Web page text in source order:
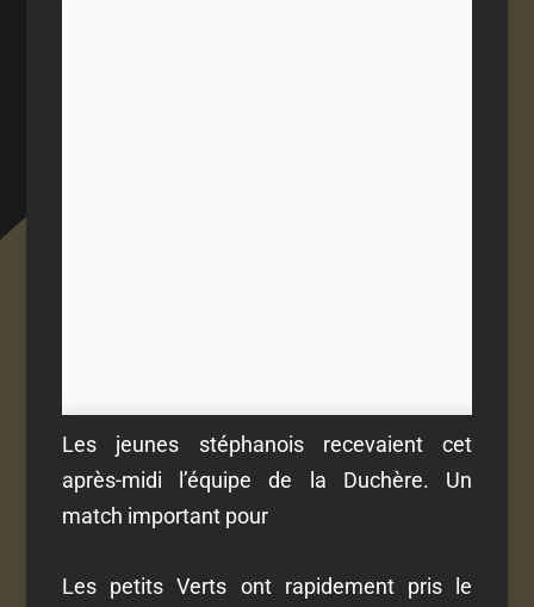
Les jeunes stéphanois recevaient cet
après-midi l’équipe de la Duchère. Un
match important pour
Les petits Verts ont rapidement pris le